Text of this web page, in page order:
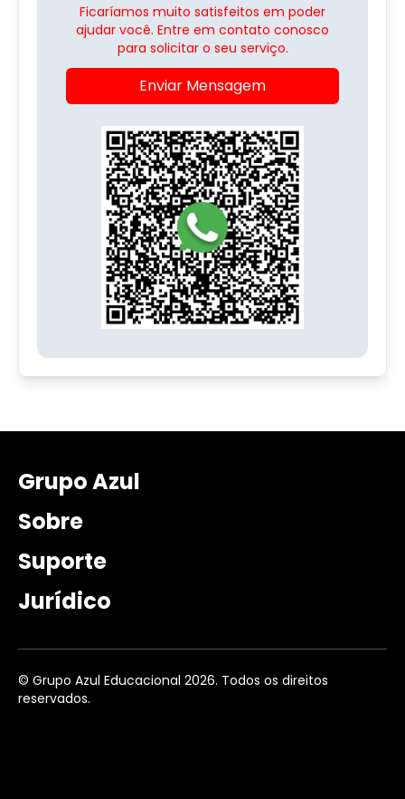
Ficaríamos muito satisfeitos em poder
ajudar você. Entre em contato conosco
para solicitar o seu serviço.
Enviar Mensagem
Grupo Azul
Sobre
Suporte
Jurídico
© Grupo Azul Educacional 2026. Todos os direitos
reservados.